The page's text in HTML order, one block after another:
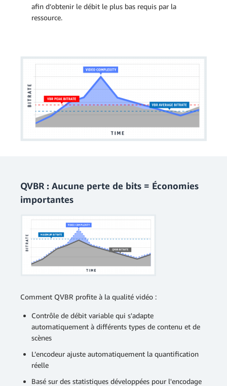
afin d’obtenir le débit le plus bas requis par la
ressource.
QVBR : Aucune perte de bits = Économies
importantes
Comment QVBR profite à la qualité vidéo :
Contrôle de débit variable qui s'adapte
automatiquement à différents types de contenu et de
scènes
L’encodeur ajuste automatiquement la quantification
réelle
Basé sur des statistiques développées pour l'encodage